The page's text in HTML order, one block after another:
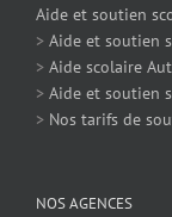
Aide et soutien
> Aide et soutien
> Aide scolaire
> Aide et soutien
> Nos tarifs de
NOS AGENCES